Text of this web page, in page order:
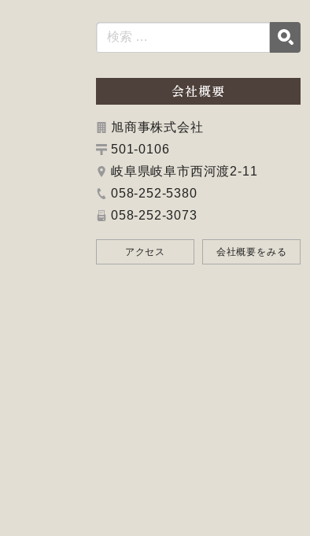
会社概要
旭商事株式会社
501-0106
岐阜県岐阜市西河渡2-11
058-252-5380
058-252-3073
アクセス 会社概要をみる